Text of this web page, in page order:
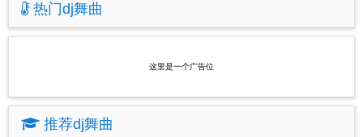
热门dj舞曲
这里是一个广告位
推荐dj舞曲